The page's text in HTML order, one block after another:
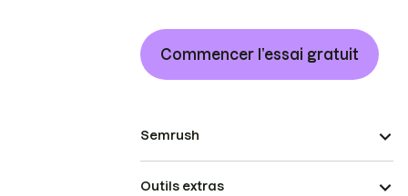
Commencer l’essai gratuit
Semrush
Outils extras